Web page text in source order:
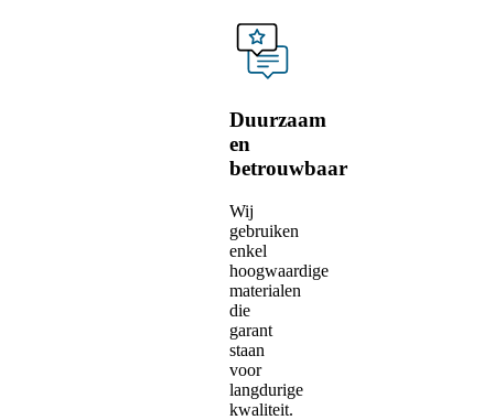
Duurzaam
en
betrouwbaar
Wij
gebruiken
enkel
hoogwaardige
materialen
die
garant
staan
voor
langdurige
kwaliteit.